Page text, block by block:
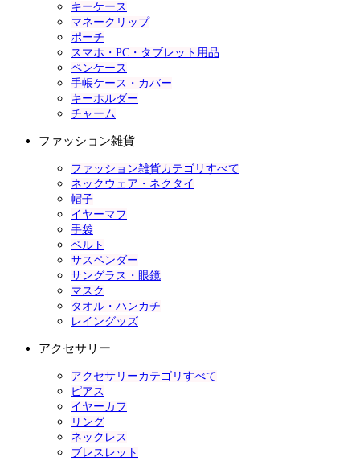
キーケース
マネークリップ
ポーチ
スマホ・PC・タブレット用品
ペンケース
手帳ケース・カバー
キーホルダー
チャーム
ファッション雑貨
ファッション雑貨カテゴリすべて
ネックウェア・ネクタイ
帽子
イヤーマフ
手袋
ベルト
サスペンダー
サングラス・眼鏡
マスク
タオル・ハンカチ
レイングッズ
アクセサリー
アクセサリーカテゴリすべて
ピアス
イヤーカフ
リング
ネックレス
ブレスレット